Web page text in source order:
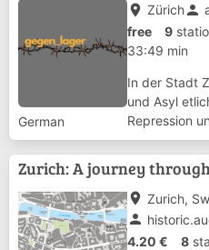
German
place Zürichperson
free
9
33:49 min
In der Stadt
und Asyl
Repression
ebendiese.
Beitrag
Zurich: A journey
place Zurich,
person
4.20 €
8